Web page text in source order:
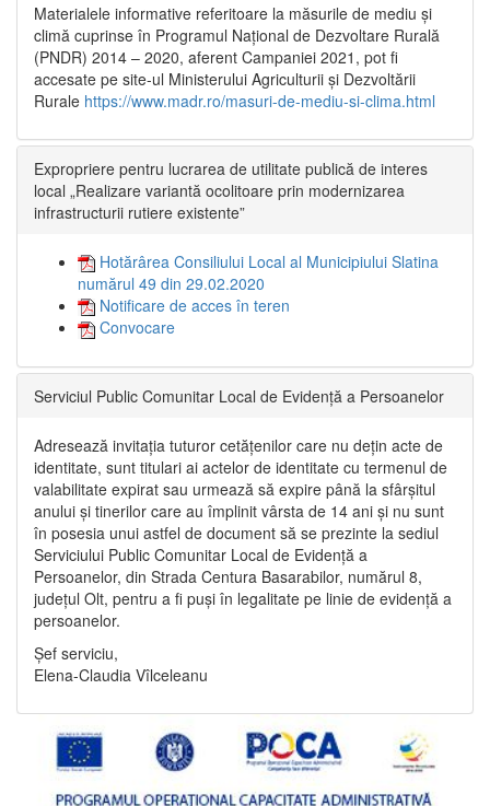
Materialele informative referitoare la măsurile de mediu și
climă cuprinse în Programul Național de Dezvoltare Rurală
(PNDR) 2014 – 2020, aferent Campaniei 2021, pot fi
accesate pe site-ul Ministerului Agriculturii și Dezvoltării
Rurale https://www.madr.ro/masuri-de-mediu-si-clima.html
Expropriere pentru lucrarea de utilitate publică de interes
local „Realizare variantă ocolitoare prin modernizarea
infrastructurii rutiere existente”
Hotărârea Consiliului Local al Municipiului Slatina
numărul 49 din 29.02.2020
Notificare de acces în teren
Convocare
Serviciul Public Comunitar Local de Evidență a Persoanelor
Adresează invitația tuturor cetățenilor care nu dețin acte de
identitate, sunt titulari ai actelor de identitate cu termenul de
valabilitate expirat sau urmează să expire până la sfârșitul
anului și tinerilor care au împlinit vârsta de 14 ani și nu sunt
în posesia unui astfel de document să se prezinte la sediul
Serviciului Public Comunitar Local de Evidență a
Persoanelor, din Strada Centura Basarabilor, numărul 8,
județul Olt, pentru a fi puși în legalitate pe linie de evidență a
persoanelor.
Șef serviciu,
Elena-Claudia Vîlceleanu